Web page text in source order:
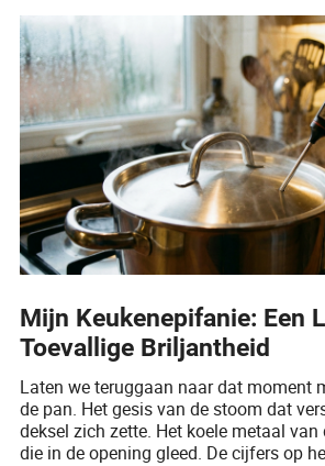
Mijn Keukenepifanie: Een
Toevallige Briljantheid
Laten we teruggaan naar dat moment
de pan. Het gesis van de stoom dat
deksel zich zette. Het koele metaal
die in de opening gleed. De cijfers op